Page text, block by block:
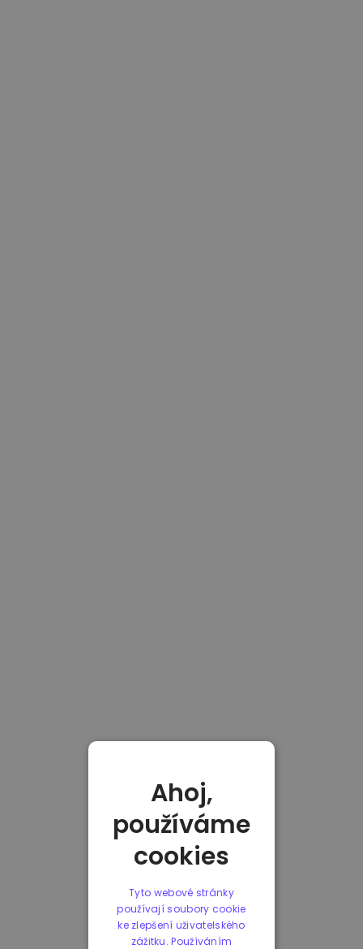
Ahoj,
používáme
cookies
Tyto webové stránky
používají soubory cookie
ke zlepšení uživatelského
zážitku. Používáním